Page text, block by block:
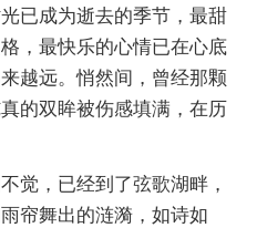
已成为逝去的季节，最甜
，最快乐的心情已在心底
越远。悄然间，曾经那颗
的双眸被伤感填满，在历
觉，已经到了弦歌湖畔，
帘舞出的涟漪，如诗如